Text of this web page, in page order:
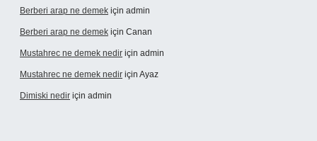
Berberi arap ne demek için admin
Berberi arap ne demek için Canan
Mustahrec ne demek nedir için admin
Mustahrec ne demek nedir için Ayaz
Dimiski nedir için admin